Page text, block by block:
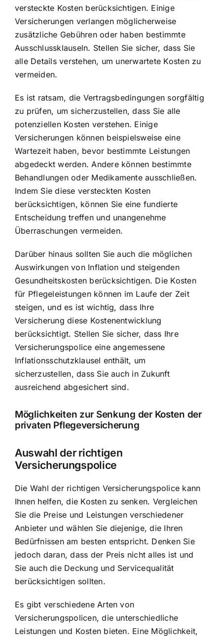
versteckte Kosten berücksichtigen. Einige
Versicherungen verlangen möglicherweise
zusätzliche Gebühren oder haben bestimmte
Ausschlussklauseln. Stellen Sie sicher, dass Sie
alle Details verstehen, um unerwartete Kosten zu
vermeiden.
Es ist ratsam, die Vertragsbedingungen sorgfältig
zu prüfen, um sicherzustellen, dass Sie alle
potenziellen Kosten verstehen. Einige
Versicherungen können beispielsweise eine
Wartezeit haben, bevor bestimmte Leistungen
abgedeckt werden. Andere können bestimmte
Behandlungen oder Medikamente ausschließen.
Indem Sie diese versteckten Kosten
berücksichtigen, können Sie eine fundierte
Entscheidung treffen und unangenehme
Überraschungen vermeiden.
Darüber hinaus sollten Sie auch die möglichen
Auswirkungen von Inflation und steigenden
Gesundheitskosten berücksichtigen. Die Kosten
für Pflegeleistungen können im Laufe der Zeit
steigen, und es ist wichtig, dass Ihre
Versicherung diese Kostenentwicklung
berücksichtigt. Stellen Sie sicher, dass Ihre
Versicherungspolice eine angemessene
Inflationsschutzklausel enthält, um
sicherzustellen, dass Sie auch in Zukunft
ausreichend abgesichert sind.
Möglichkeiten zur Senkung der Kosten der
privaten Pflegeversicherung
Auswahl der richtigen
Versicherungspolice
Die Wahl der richtigen Versicherungspolice kann
Ihnen helfen, die Kosten zu senken. Vergleichen
Sie die Preise und Leistungen verschiedener
Anbieter und wählen Sie diejenige, die Ihren
Bedürfnissen am besten entspricht. Denken Sie
jedoch daran, dass der Preis nicht alles ist und
Sie auch die Deckung und Servicequalität
berücksichtigen sollten.
Es gibt verschiedene Arten von
Versicherungspolicen, die unterschiedliche
Leistungen und Kosten bieten. Eine Möglichkeit,